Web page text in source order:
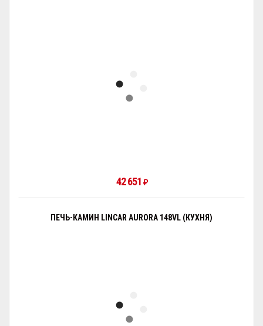
42 651 ₽
ПЕЧЬ-КАМИН LINCAR AURORA 148VL (КУХНЯ)